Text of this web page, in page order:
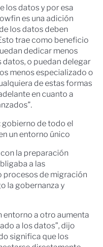
los datos y por esa
es una adición
los datos deben
trae como beneficio
dedicar menos
o puedan delegar
menos especializado o
de estas formas
en cuanto a
de todo el
un entorno único
la preparación
a las
procesos de migración
la gobernanza y
entorno a otro aumenta
a los datos”, dijo
significa que los